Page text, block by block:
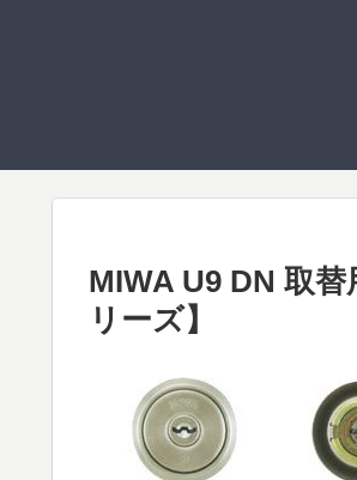
MIWA U9 DN 取
リーズ】